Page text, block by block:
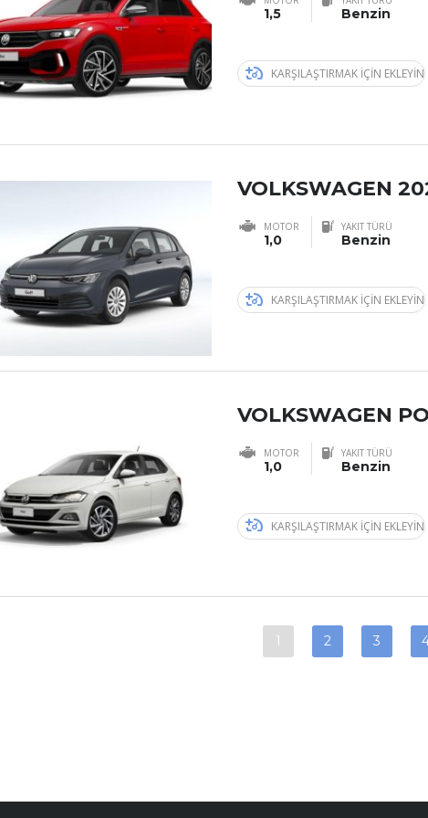
1,5 Benzin
KARŞILAŞTIRMAK IÇIN EKLEYIN
VOLKSWAGEN
MOTOR
1,0
YAKIT TÜRÜ
Benzin
KARŞILAŞTIRMAK IÇIN EKLEYIN
VOLKSWAGEN
MOTOR
1,0
YAKIT TÜRÜ
Benzin
KARŞILAŞTIRMAK IÇIN EKLEYIN
1 2 3